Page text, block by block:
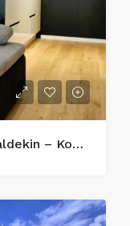
BEZ PROVIZIJE – Šibenik – Baldekin – Kompletno renoviran i opremljen stan 42 m²